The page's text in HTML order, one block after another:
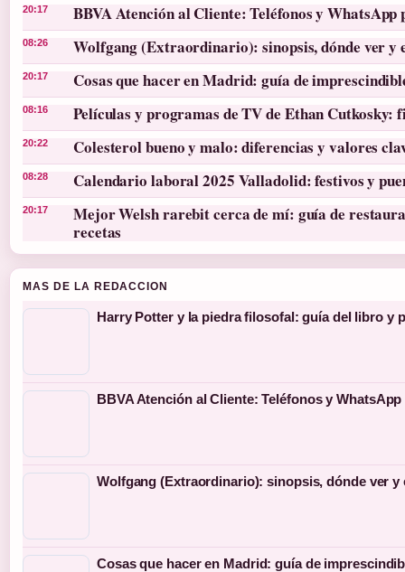
20:17 BBVA Atención al Cliente: Teléfonos y WhatsApp
08:26 Wolfgang (Extraordinario): sinopsis, dónde ver y
20:17 Cosas que hacer en Madrid: guía de
08:16 Películas y programas de TV de Ethan
20:22 Colesterol bueno y malo: diferencias y valores
08:28 Calendario laboral 2025 Valladolid: festivos y
20:17
Mejor Welsh rarebit cerca de mí: guía de
recetas
MAS DE LA REDACCION
Harry Potter y la piedra filosofal: guía del libro y
BBVA Atención al Cliente: Teléfonos y
Wolfgang (Extraordinario): sinopsis, dónde ver y
Cosas que hacer en Madrid: guía de